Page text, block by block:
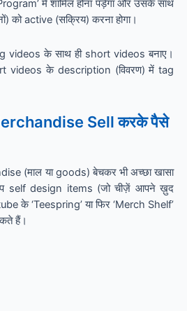
में शामिल होना पड़ेगा और उसके साथ
को active (सक्रिय) करना होगा।
videos के साथ ही short videos बनाए।
videos के description (विवरण) में tag
Sell करके पैसे
(माल या goods) बेचकर भी अच्छा खासा
self design items (जो चीज़ें आपने ख़ुद
के ‘Teespring’ या फिर ‘Merch Shelf’
हैं।